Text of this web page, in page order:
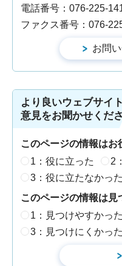
電話番号：076-225-
ファクス番号：076-
より良いウェブサイ
意見をお聞かせくだ
このページの情報はお
1：役に立った
2
3：役に立たなかった
このページの情報は見
1：見つけやすかった
3：見つけにくかった